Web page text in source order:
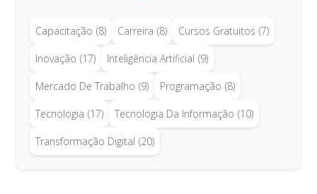
Capacitação (8) Carreira (8) Cursos Gratuitos (7)
Inovação (17) Inteligência Artificial (9)
Mercado De Trabalho (9) Programação (8)
Tecnologia (17) Tecnologia Da Informação (10)
Transformação Digital (20)